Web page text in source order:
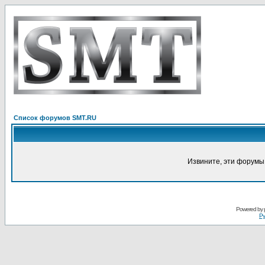
Список форумов SMT.RU
Извините, эти
Powered by